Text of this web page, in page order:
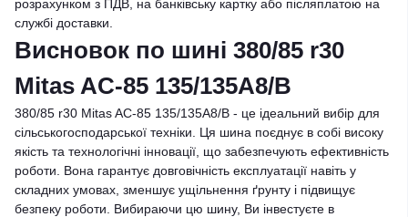
розрахунком з ПДВ, на банківську картку або післяплатою на
службі доставки.
Висновок по шині 380/85 r30
Mitas AC-85 135/135A8/B
380/85 r30 Mitas AC-85 135/135A8/B - це ідеальний вибір для
сільськогосподарської техніки. Ця шина поєднує в собі високу
якість та технологічні інновації, що забезпечують ефективність
роботи. Вона гарантує довговічність експлуатації навіть у
складних умовах, зменшує ущільнення ґрунту і підвищує
безпеку роботи. Вибираючи цю шину, Ви інвестуєте в